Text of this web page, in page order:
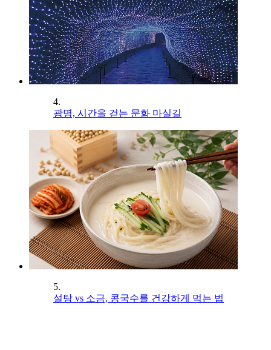
4.
광명, 시간을 걷는 문화 마실길
5.
설탕 vs 소금, 콩국수를 건강하게 먹는 법